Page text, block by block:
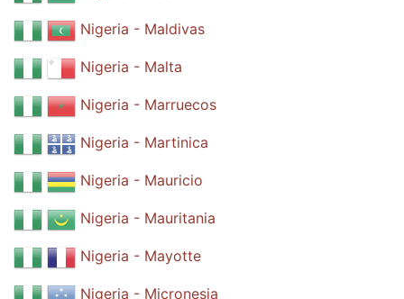
Nigeria - Maldivas
Nigeria - Malta
Nigeria - Marruecos
Nigeria - Martinica
Nigeria - Mauricio
Nigeria - Mauritania
Nigeria - Mayotte
Nigeria - Micronesia